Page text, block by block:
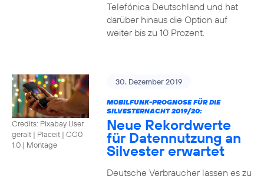
Telefónica Deutschland und hat
darüber hinaus die Option auf
weiter bis zu 10 Prozent.
Credits: Pixabay User
geralt | Placeit | CC0
1.0 | Montage
30. Dezember 2019
MOBILFUNK-PROGNOSE FÜR DIE
SILVESTERNACHT 2019/20:
Neue Rekordwerte
für Datennutzung an
Silvester erwartet
Deutsche Verbraucher lassen es zu